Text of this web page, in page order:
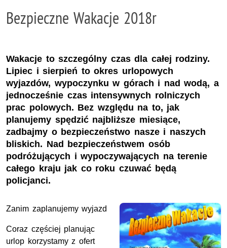
Bezpieczne Wakacje 2018r
Wakacje to szczególny czas dla całej rodziny.
Lipiec i sierpień to okres urlopowych
wyjazdów, wypoczynku w górach i nad wodą, a
jednocześnie czas intensywnych rolniczych
prac polowych. Bez względu na to, jak
planujemy spędzić najbliższe miesiące,
zadbajmy o bezpieczeństwo nasze i naszych
bliskich. Nad bezpieczeństwem osób
podróżujących i wypoczywających na terenie
całego kraju jak co roku czuwać będą
policjanci.
Zanim zaplanujemy wyjazd
Coraz częściej planując
urlop korzystamy z ofert